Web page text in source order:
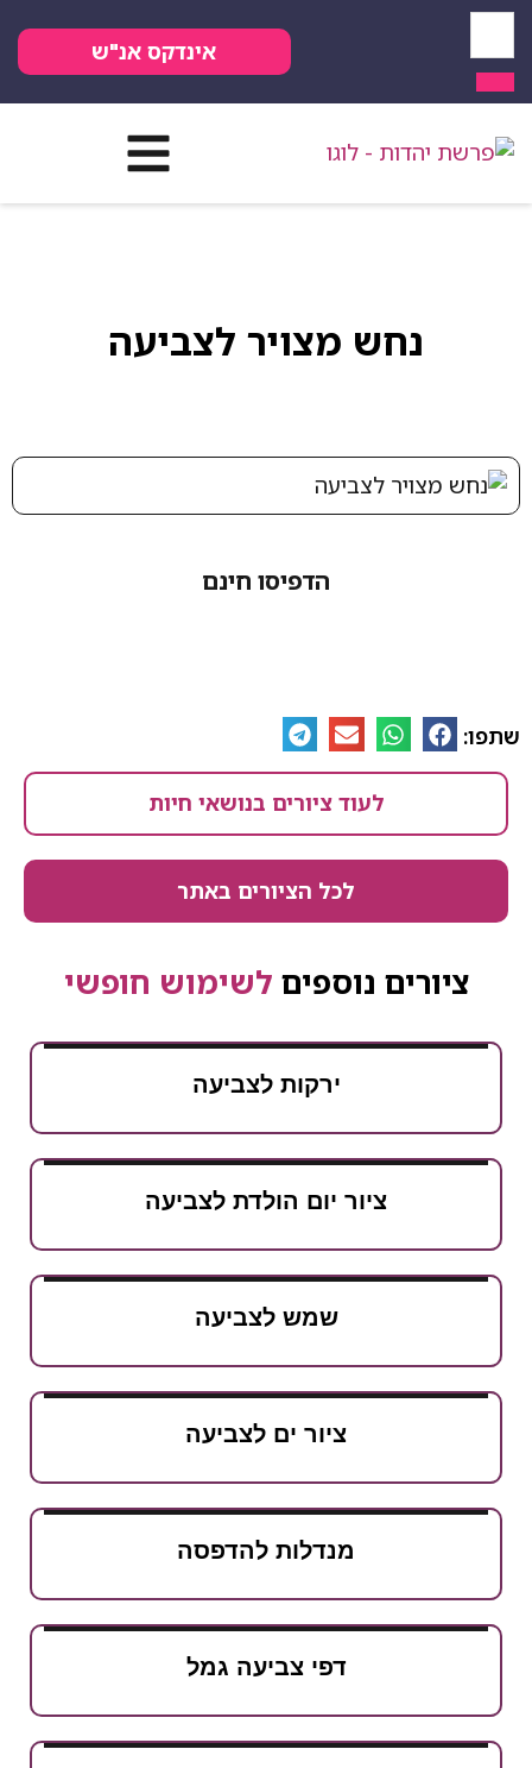
אינדקס אנ"ש
נחש מצויר לצביעה
הדפיסו חינם
לעוד ציורים בנושאי חיות
לכל הציורים באתר
נוספים לשימוש חופשי
ירקות לצביעה
ציור יום הולדת לצביעה
שמש לצביעה
ציור ים לצביעה
מנדלות להדפסה
דפי צביעה גמל